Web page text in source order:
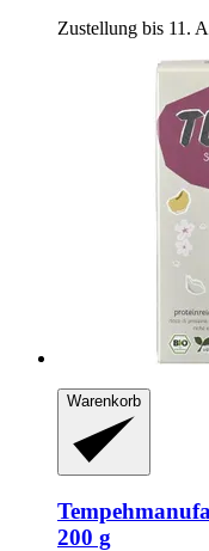
Zustellung bis 11.
Warenkorb
200 g